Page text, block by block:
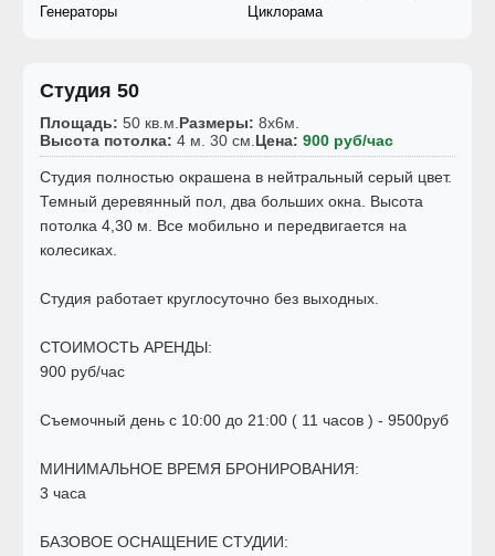
Генераторы
Циклорама
Студия 50
Площадь: 50 кв.м. Размеры: 8x6м.
Высота потолка: 4 м. 30 см. Цена: 900 руб/час
Студия полностью окрашена в нейтральный серый цвет.
Темный деревянный пол, два больших окна. Высота
потолка 4,30 м. Все мобильно и передвигается на
колесиках.
Студия работает круглосуточно без выходных.
СТОИМОСТЬ АРЕНДЫ:
900 руб/час
Съемочный день с 10:00 до 21:00 ( 11 часов ) - 9500руб
МИНИМАЛЬНОЕ ВРЕМЯ БРОНИРОВАНИЯ:
3 часа
БАЗОВОЕ ОСНАЩЕНИЕ СТУДИИ: